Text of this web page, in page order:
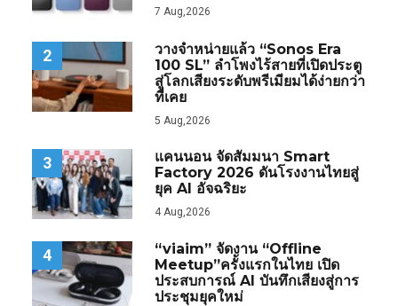
7 Aug,2026
2
วางจำหน่ายแล้ว “Sonos Era
100 SL” ลำโพงไร้สายที่เปิดประตู
สู่โลกเสียงระดับพรีเมียมได้ง่ายกว่า
ที่เคย
5 Aug,2026
3
แคนนอน จัดสัมมนา Smart
Factory 2026 ดันโรงงานไทยสู่
ยุค AI อัจฉริยะ
4 Aug,2026
4
“viaim” จัดงาน “Offline
Meetup”ครั้งแรกในไทย เปิด
ประสบการณ์ AI บันทึกเสียงสู่การ
ประชุมยุคใหม่